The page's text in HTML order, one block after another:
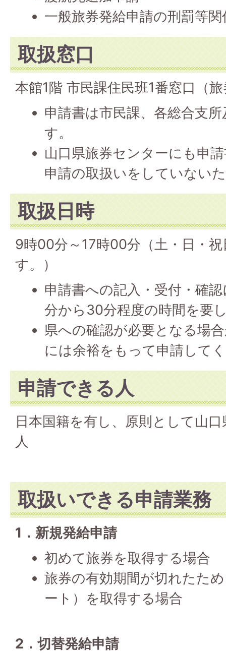
一般旅券発給申請の刑罰等
取扱窓口
本館1階 市民課住民班1番窓口（
申請書は市民課、各総合支
す。
山口県旅券センターにも申
申請の取扱いをしていない
取扱日時
9時00分～17時00分（土・日・
す。）
申請書への記入・受付・確
分から30分程度の時間を要
県への確認が必要となる場
には余裕をもって申請して
申請できる人
日本国籍を有し、原則として山
人
取扱いできる申請業務
1．新規発給申請
初めて旅券を取得する場合
旅券の有効期間が切れたた
ート）を取得する場合
2．切替発給申請